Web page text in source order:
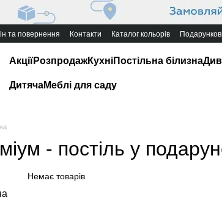
та повернення Контакти Каталог кольорів
АкціїРозпродажКухніПостільна білизна
ДитячаМеблі для саду
- постіль у
Немає товарів